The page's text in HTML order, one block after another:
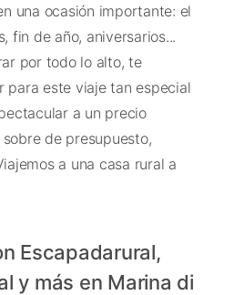
una ocasión importante: el
fin de año, aniversarios...
por todo lo alto, te
para este viaje tan especial
a un precio
de presupuesto,
a una casa rural a
Escapadarural,
y más en Marina di